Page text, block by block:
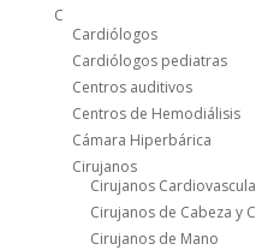
C
Cardiólogos
Cardiólogos pediatras
Centros auditivos
Centros de Hemodiálisis
Cámara Hiperbárica
Cirujanos
Cirujanos
Cirujanos de Cabeza y
Cirujanos de Mano